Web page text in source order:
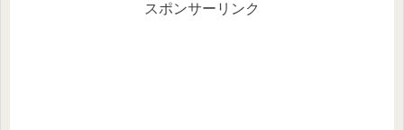
スポンサーリンク